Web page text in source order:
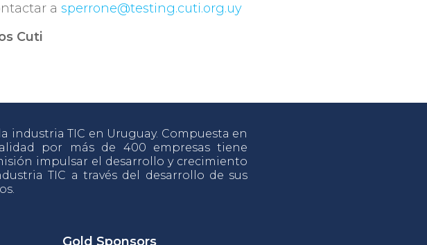
asperrone@testing.cuti.org.uy
Cuti
industria TIC en Uruguay. Compuesta en
por más de 400 empresas tiene
impulsar el desarrollo y crecimiento
TIC a través del desarrollo de sus
Gold Sponsors